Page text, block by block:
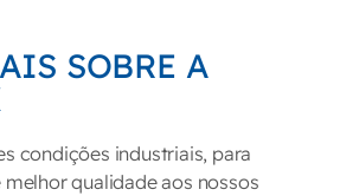
SOBRE A
condições industriais, para
qualidade aos nossos